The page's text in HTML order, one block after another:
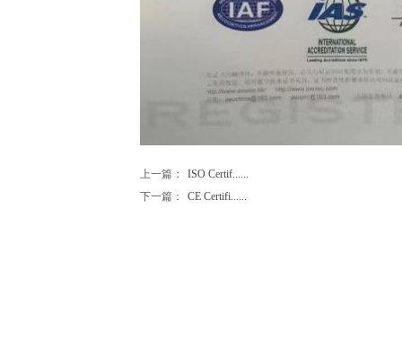
上一篇：
ISO Certif......
下一篇：
CE Certifi......